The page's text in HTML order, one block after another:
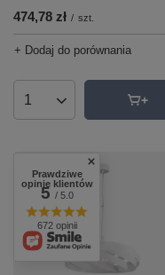
474,78 zł / szt.
+ Dodaj do porównania
Ilość produktów
Prawdziwe
opinie klientów
5/ 5.0
672 opinii